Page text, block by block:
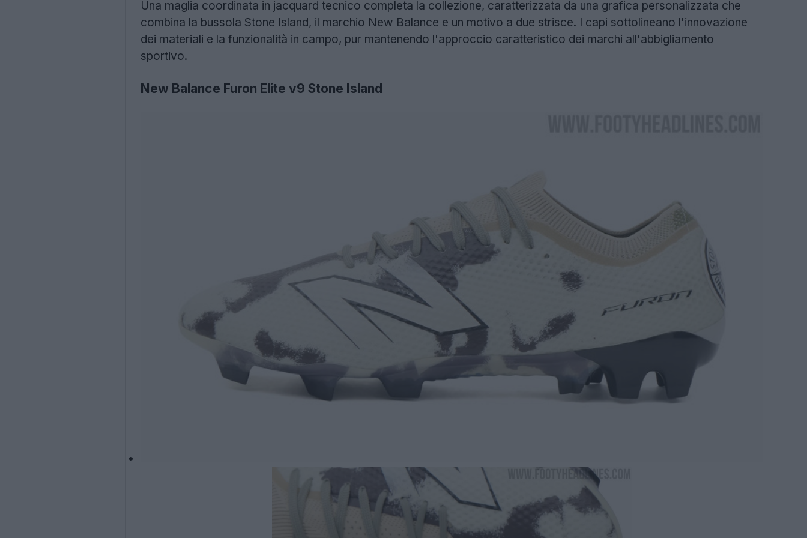
Una maglia coordinata in jacquard tecnico completa la collezione, caratterizzata da una grafica personalizzata che
combina la bussola Stone Island, il marchio New Balance e un motivo a due strisce. I capi sottolineano l'innovazione
dei materiali e la funzionalità in campo, pur mantenendo l'approccio caratteristico dei marchi all'abbigliamento
sportivo.
New Balance Furon Elite v9 Stone Island